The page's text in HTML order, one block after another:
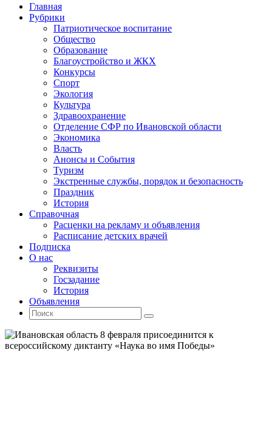
Промотать
содержимому
Главная
Рубрики
Патриотическое воспитание
Общество
Образование
Благоустройство и ЖКХ
Конкурсы
Спорт
Экология
Культура
Здравоохранение
Отделение СФР по Ивановской области
Экономика
Власть
Анонсы и События
Туризм
Экстренные службы, порядок и безопасность
Праздник
История
Справочная
Расценки на рекламу и объявления
Расписание детских врачей
Подписка
О нас
Реквизиты
Госзадание
История
Объявления
Поиск
Искать:
Поиск